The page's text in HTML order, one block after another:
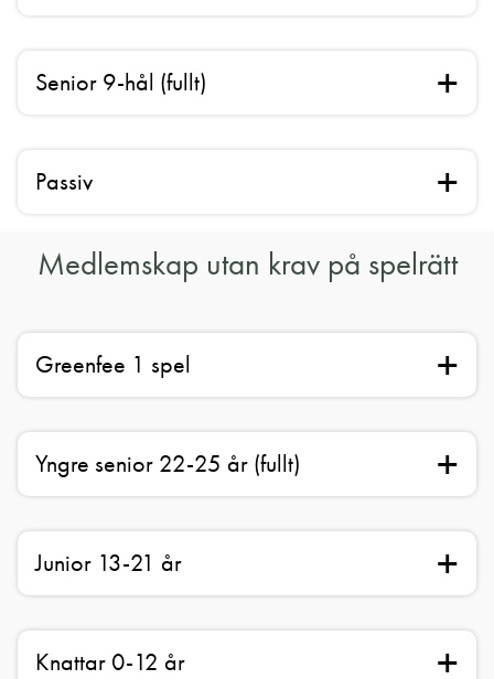
Senior 9-hål (fullt)
Passiv
Medlemskap utan krav på spelrätt
Greenfee 1 spel
Yngre senior 22-25 år (fullt)
Junior 13-21 år
Knattar 0-12 år